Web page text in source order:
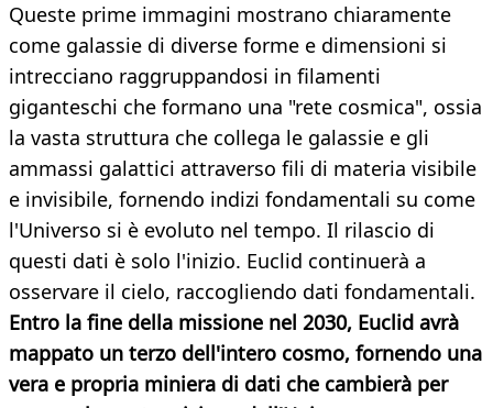
Queste prime immagini mostrano chiaramente
come galassie di diverse forme e dimensioni si
intrecciano raggruppandosi in filamenti
giganteschi che formano una "rete cosmica", ossia
la vasta struttura che collega le galassie e gli
ammassi galattici attraverso fili di materia visibile
e invisibile, fornendo indizi fondamentali su come
l'Universo si è evoluto nel tempo. Il rilascio di
questi dati è solo l'inizio. Euclid continuerà a
osservare il cielo, raccogliendo dati fondamentali.
Entro la fine della missione nel 2030, Euclid avrà
mappato un terzo dell'intero cosmo, fornendo una
vera e propria miniera di dati che cambierà per